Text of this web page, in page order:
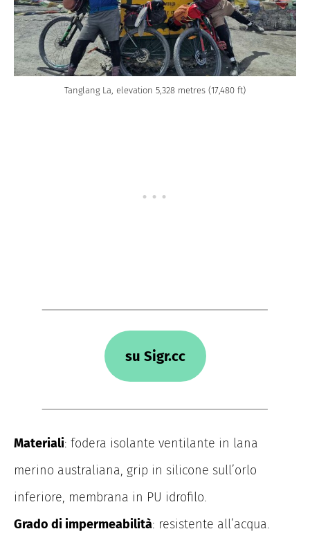
Tanglang La, elevation 5,328 metres (17,480 ft)
su Sigr.cc
Materiali: fodera isolante ventilante in lana
merino australiana, grip in silicone sull’orlo
inferiore, membrana in PU idrofilo.
Grado di impermeabilità: resistente all’acqua.